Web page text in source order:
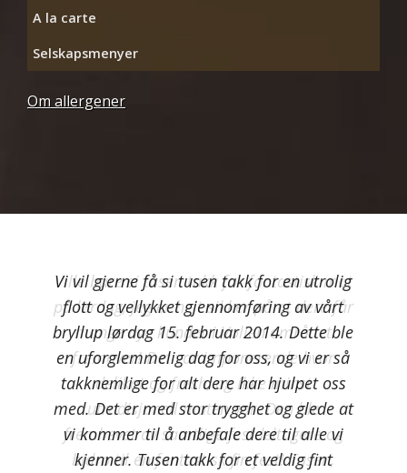
A la carte
Selskapsmenyer
Om allergener
Vi vil gjerne få si tusen takk for en utrolig
flott og vellykket gjennomføring av vårt
bryllup lørdag 15. februar 2014. Dette ble
en uforglemmelig dag for oss, og vi er så
takknemlige for alt dere har hjulpet oss
med. Det er med stor trygghet og glede at
vi kommer til å anbefale dere til alle vi
kjenner. Tusen takk for et veldig fint
Ville bare si tusen takk for fantastisk mat
på lørdag, jeg er helt sikker på at dere får
mange nye kunder i Vollen området
fremover! Det var imponerende hvor
delikat og fresh, og ikke minst
utradisjonell maten var. Den ble
fremhevet av samtlige festdeltagere og
bidro til en fantastisk fin fest! Tusen,